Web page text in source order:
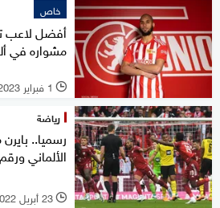
خاص
مشواره في
l 1 فبراير 2023
رياضة
رسميا..
الألماني
l 23 أبريل 2022